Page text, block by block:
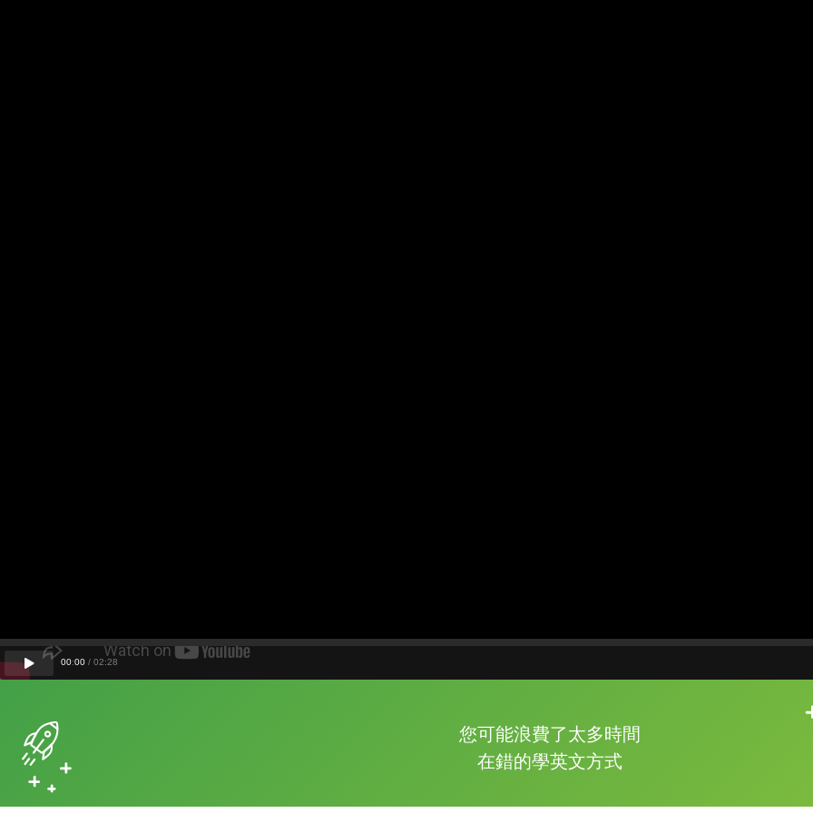
您可能浪費了太多時間
在錯的學英文方式
的品牌故事
00:00 / 02:28